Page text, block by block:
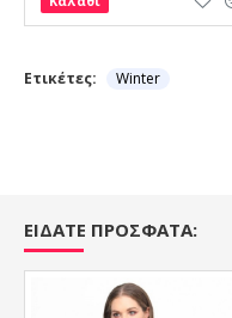
Ετικέτες: Winter
ΕΙΔΑΤΕ ΠΡΟΣΦΑΤΑ: